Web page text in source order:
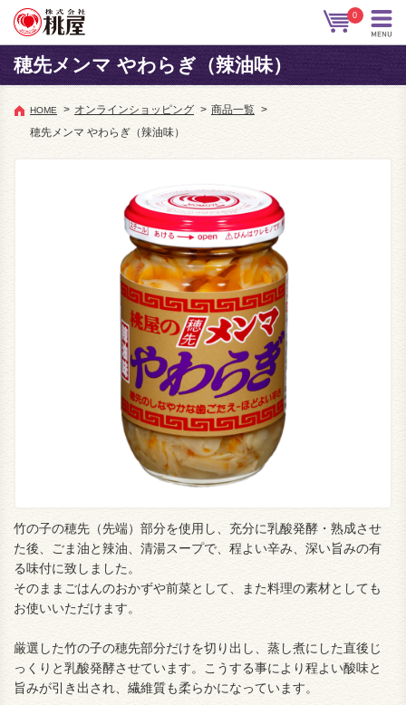
0
穂先メンマ やわらぎ（辣油味）
HOME > オンラインショッピング > 商品一覧 >
穂先メンマ やわらぎ（辣油味）
竹の子の穂先（先端）部分を使用し、充分に乳酸発酵・熟成させ
た後、ごま油と辣油、清湯スープで、程よい辛み、深い旨みの有
る味付に致しました。
そのままごはんのおかずや前菜として、また料理の素材としても
お使いいただけます。
厳選した竹の子の穂先部分だけを切り出し、蒸し煮にした直後じ
っくりと乳酸発酵させています。こうする事により程よい酸味と
旨みが引き出され、繊維質も柔らかになっています。